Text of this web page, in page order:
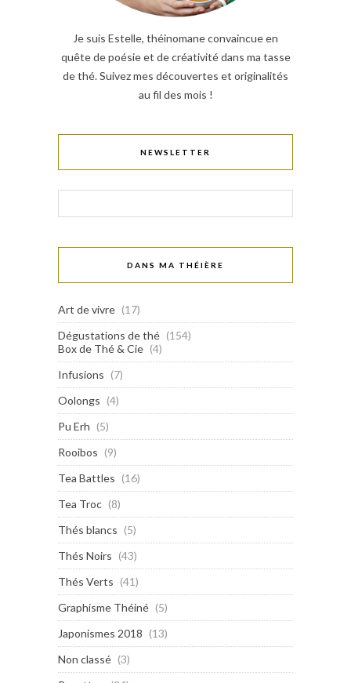
Je suis Estelle, théinomane convaincue en
quête de poésie et de créativité dans ma tasse
de thé. Suivez mes découvertes et originalités
au fil des mois !
NEWSLETTER
DANS MA THÉIÈRE
Art de vivre (17)
Dégustations de thé (154)
Box de Thé & Cie (4)
Infusions (7)
Oolongs (4)
Pu Erh (5)
Rooibos (9)
Tea Battles (16)
Tea Troc (8)
Thés blancs (5)
Thés Noirs (43)
Thés Verts (41)
Graphisme Théiné (5)
Japonismes 2018 (13)
Non classé (3)